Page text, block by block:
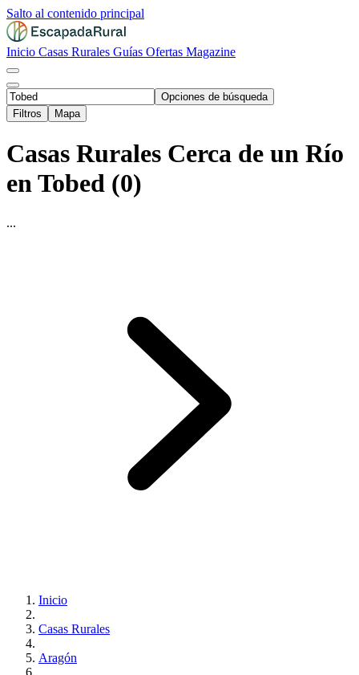
Salto al contenido principal
Inicio Casas Rurales Guías Ofertas Magazine
Opciones de búsqueda
Filtros
Mapa
Casas Rurales Cerca de un Río
en Tobed (0)
...
Inicio
Casas Rurales
Aragón